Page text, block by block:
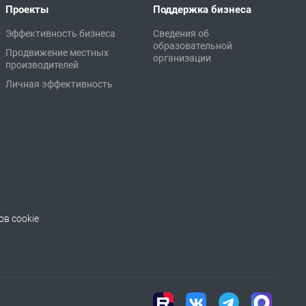
Проекты
Эффективность бизнеса
Продвижение местных
производителей
Личная эффективность
Поддержка бизнеса
Сведения об
образовательной
организации
cookie